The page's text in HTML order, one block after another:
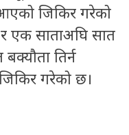
जिकिर गरेको
एक साताअघि सात
तिर्न
गरेको छ।